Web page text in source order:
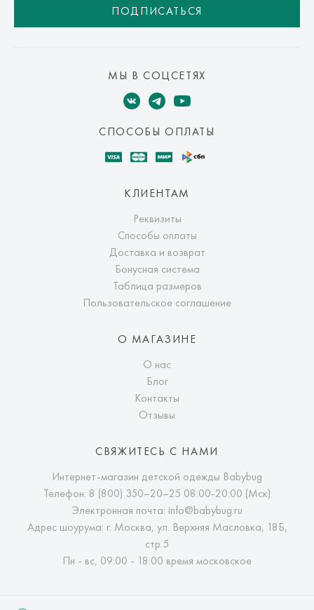
ПОДПИСАТЬСЯ
МЫ В СОЦСЕТЯХ
СПОСОБЫ ОПЛАТЫ
КЛИЕНТАМ
Реквизиты
Способы оплаты
Доставка и возврат
Бонусная система
Таблица размеров
Пользовательское соглашение
О МАГАЗИНЕ
О нас
Блог
Контакты
Отзывы
СВЯЖИТЕСЬ С НАМИ
Интернет-магазин детской одежды Babybug
Телефон: 8 (800) 350–20–25 08:00-20:00 (Мск)
Электронная почта: info@babybug.ru
Адрес шоурума: г. Москва, ул. Верхняя Масловка, 18Б,
стр.5
Пн - вс, 09:00 - 18:00 время московское